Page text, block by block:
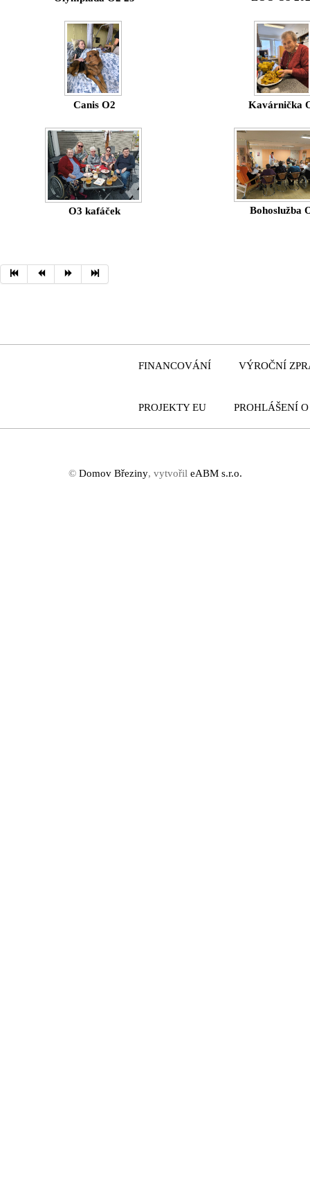
Canis O2 Kavárnička
O3 kafáček Bohoslužba
FINANCOVÁNÍ VÝROČNÍ
PROJEKTYEU PROHLÁŠENÍ
© Domov Březiny, vytvořil eABM s.r.o.